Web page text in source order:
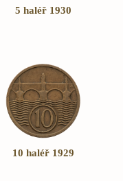
5 haléř 1930
10 haléř 1929